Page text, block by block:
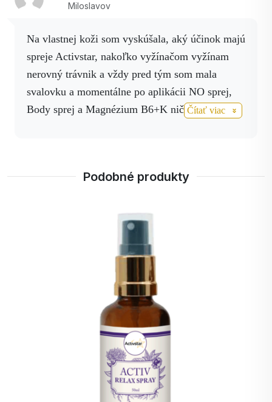
Miloslavov
Na vlastnej koži som vyskúšala, aký účinok majú
spreje Activstar, nakoľko vyžínačom vyžínam
nerovný trávnik a vždy pred tým som mala
svalovku a momentálne po aplikácii NO sprej,
Body sprej a Magnézium B6+K nič ma nebolí.
aplikácii, No sprej, Magnézium a Activ 3 nápoj
2 krát počas pobytu v nemocniciach.
Čítať viac
Podobné produkty